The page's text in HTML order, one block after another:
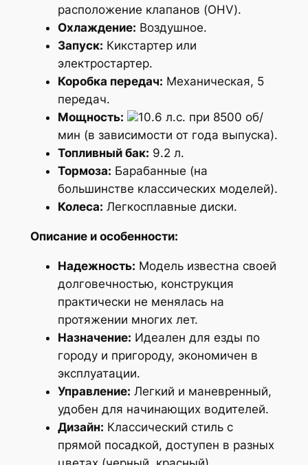
расположение клапанов (OHV).
Охлаждение: Воздушное.
Запуск: Кикстартер или
электростартер.
Коробка передач: Механическая, 5
передач.
Мощность:
10.6 л.с. при 8500 об/
мин (в зависимости от года выпуска).
Топливный бак: 9.2 л.
Тормоза: Барабанные (на
большинстве классических моделей).
Колеса: Легкосплавные диски.
Описание и особенности:
Надежность: Модель известна своей
долговечностью, конструкция
практически не менялась на
протяжении многих лет.
Назначение: Идеален для езды по
городу и пригороду, экономичен в
эксплуатации.
Управление: Легкий и маневренный,
удобен для начинающих водителей.
Дизайн: Классический стиль с
прямой посадкой, доступен в разных